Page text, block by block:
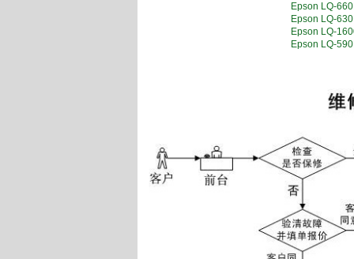
Epson LQ-
Epson LQ-
Epson LQ-
Epson LQ-